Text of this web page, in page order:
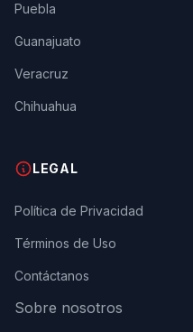
Puebla
Guanajuato
Veracruz
Chihuahua
LEGAL
Política de Privacidad
Términos de Uso
Contáctanos
Sobre nosotros